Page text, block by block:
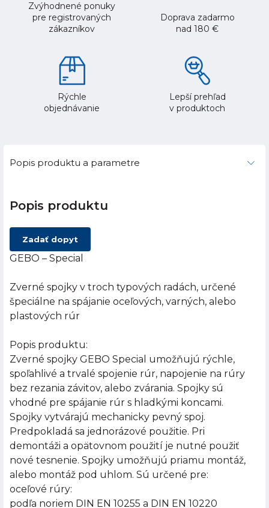
Zvýhodnené ponuky
pre registrovaných
zákazníkov
Doprava zadarmo
nad 180 €
Rýchle
objednávanie
Lepší prehľad
v produktoch
Popis produktu a parametre
Popis produktu
Zadať dopyt
GEBO – Special
Zverné spojky v troch typových radách, určené
špeciálne na spájanie oceľových, varných, alebo
plastových rúr
Popis produktu:
Zverné spojky GEBO Special umožňujú rýchle,
spoľahlivé a trvalé spojenie rúr, napojenie na rúry
bez rezania závitov, alebo zvárania. Spojky sú
vhodné pre spájanie rúr s hladkými koncami.
Spojky vytvárajú mechanicky pevný spoj.
Predpokladá sa jednorázové použitie. Pri
demontáži a opätovnom použití je nutné použiť
nové tesnenie. Spojky umožňujú priamu montáž,
alebo montáž pod uhlom. Sú určené pre:
oceľové rúry:
podľa noriem DIN EN 10255 a DIN EN 10220